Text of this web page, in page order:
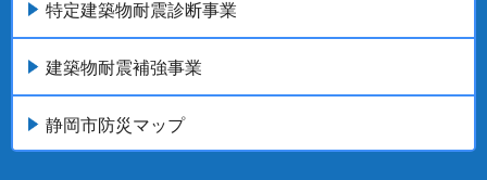
特定建築物耐震診断事業
建築物耐震補強事業
静岡市防災マップ